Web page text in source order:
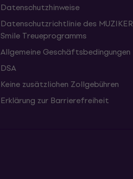
Datenschutzhinweise
Datenschutzrichtlinie des MUZIKER
Smile Treueprogramms
Allgemeine Geschäftsbedingungen
DSA
Keine zusätzlichen Zollgebühren
Erklärung zur Barrierefreiheit